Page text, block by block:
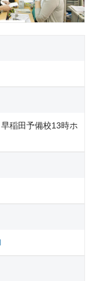
稲田予備校13時ホ